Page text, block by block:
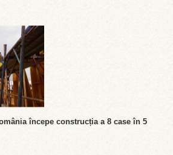
începe construcția a 8 case în 5